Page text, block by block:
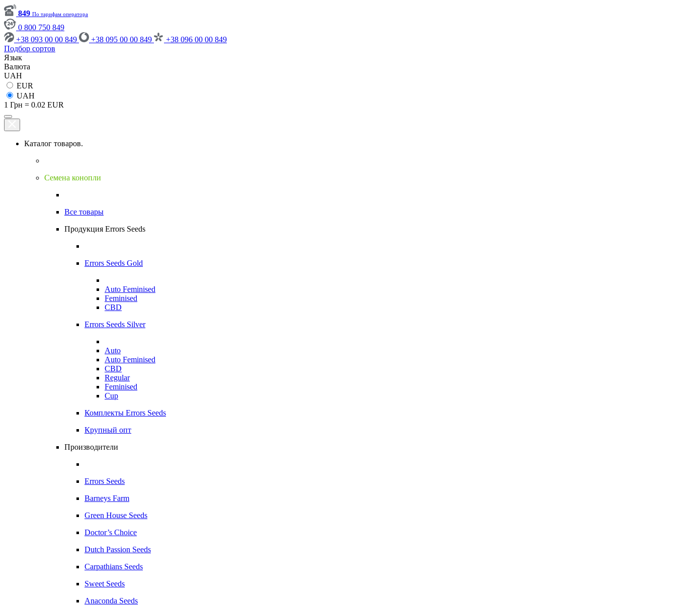
849 По тарифам оператора
0 800 750 849
+38 093 00 00 849
+38 095 00 00 849
+38 096 00 00 849
Подбор сортов
Язык
Валюта
UAH
EUR
UAH
1 Грн = 0.02 EUR
Каталог товаров.
Семена конопли
Все товары
Продукция Errors Seeds
Errors Seeds Gold
Auto Feminised
Feminised
CBD
Errors Seeds Silver
Auto
Auto Feminised
CBD
Regular
Feminised
Cup
Комплекты Errors Seeds
Крупный опт
Производители
Errors Seeds
Barneys Farm
Green House Seeds
Doctor’s Choice
Dutch Passion Seeds
Carpathians Seeds
Sweet Seeds
Anaconda Seeds